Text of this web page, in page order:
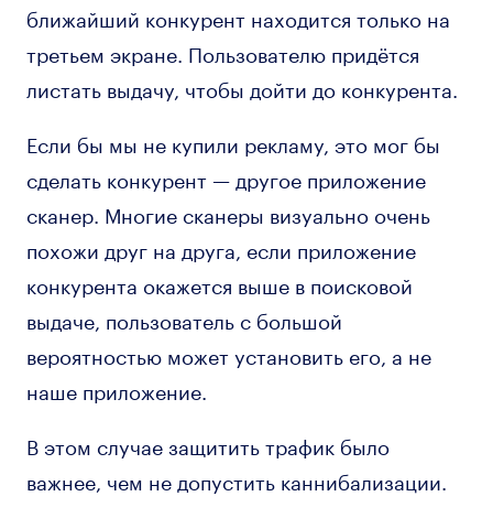
ближайший конкурент находится только на
третьем экране. Пользователю придётся
листать выдачу, чтобы дойти до конкурента.
Если бы мы не купили рекламу, это мог бы
сделать конкурент — другое приложение
сканер. Многие сканеры визуально очень
похожи друг на друга, если приложение
конкурента окажется выше в поисковой
выдаче, пользователь с большой
вероятностью может установить его, а не
наше приложение.
В этом случае защитить трафик было
важнее, чем не допустить каннибализации.